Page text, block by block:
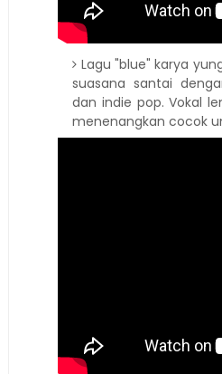
Lagu "blue" karya
suasana santai
dan indie pop. Vokal
menenangkan cocok